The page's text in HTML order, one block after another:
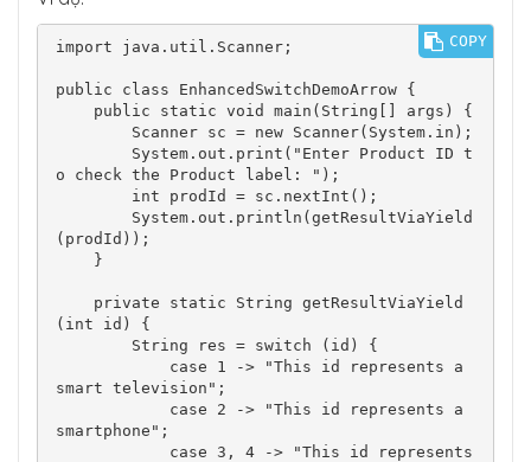
import java.util.Scanner;
public class EnhancedSwitchDemoArrow {
o check the Product label: ");
(prodId));
(int id) {
smart television";
smartphone";
COPY